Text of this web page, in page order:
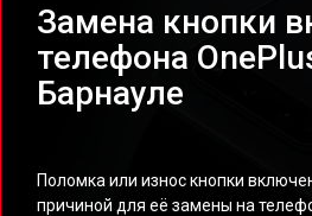
Замена кнопки
телефона
Барнауле
Поломка или износ кнопки
причиной для её замены на